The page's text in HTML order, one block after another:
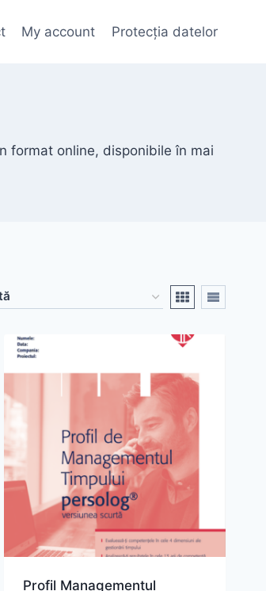
My account Protecția datelor
format online, disponibile în mai
Profil Managementul